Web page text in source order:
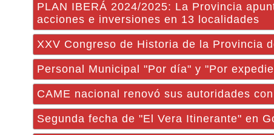
PLAN IBERÁ 2024/2025: La Provincia
acciones e inversiones en 13 localidades
XXV Congreso de Historia de la Provincia
Personal Municipal "Por día" y "Por
CAME nacional renovó sus autoridades
Segunda fecha de "El Vera Itinerante" en